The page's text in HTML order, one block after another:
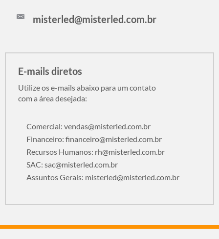
misterled@misterled.com.br
E-mails diretos
Utilize os e-mails abaixo para um contato
com a área desejada:
Comercial: vendas@misterled.com.br
Financeiro: financeiro@misterled.com.br
Recursos Humanos: rh@misterled.com.br
SAC: sac@misterled.com.br
Assuntos Gerais: misterled@misterled.com.br